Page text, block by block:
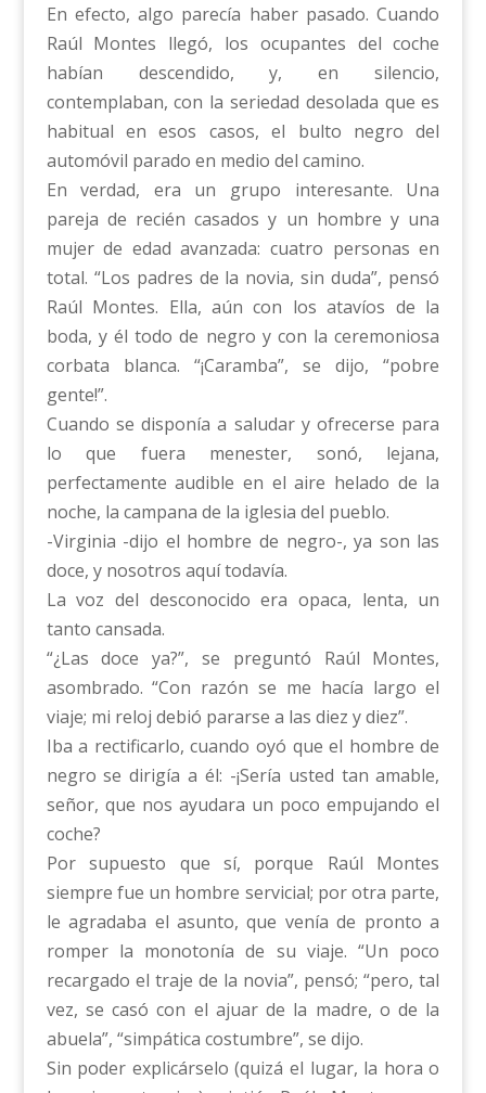
En efecto, algo parecía haber pasado. Cuando
Raúl Montes llegó, los ocupantes del coche
habían descendido, y, en silencio,
contemplaban, con la seriedad desolada que es
habitual en esos casos, el bulto negro del
automóvil parado en medio del camino.
En verdad, era un grupo interesante. Una
pareja de recién casados y un hombre y una
mujer de edad avanzada: cuatro personas en
total. “Los padres de la novia, sin duda”, pensó
Raúl Montes. Ella, aún con los atavíos de la
boda, y él todo de negro y con la ceremoniosa
corbata blanca. “¡Caramba”, se dijo, “pobre
gente!”.
Cuando se disponía a saludar y ofrecerse para
lo que fuera menester, sonó, lejana,
perfectamente audible en el aire helado de la
noche, la campana de la iglesia del pueblo.
-Virginia -dijo el hombre de negro-, ya son las
doce, y nosotros aquí todavía.
La voz del desconocido era opaca, lenta, un
tanto cansada.
“¿Las doce ya?”, se preguntó Raúl Montes,
asombrado. “Con razón se me hacía largo el
viaje; mi reloj debió pararse a las diez y diez”.
Iba a rectificarlo, cuando oyó que el hombre de
negro se dirigía a él: -¡Sería usted tan amable,
señor, que nos ayudara un poco empujando el
coche?
Por supuesto que sí, porque Raúl Montes
siempre fue un hombre servicial; por otra parte,
le agradaba el asunto, que venía de pronto a
romper la monotonía de su viaje. “Un poco
recargado el traje de la novia”, pensó; “pero, tal
vez, se casó con el ajuar de la madre, o de la
abuela”, “simpática costumbre”, se dijo.
Sin poder explicárselo (quizá el lugar, la hora o